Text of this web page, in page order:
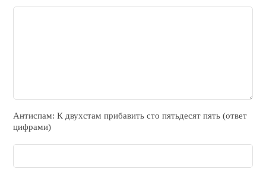
Антиспам: К двухcтам прибавить cто пятьдecят пять (ответ
цифрами)